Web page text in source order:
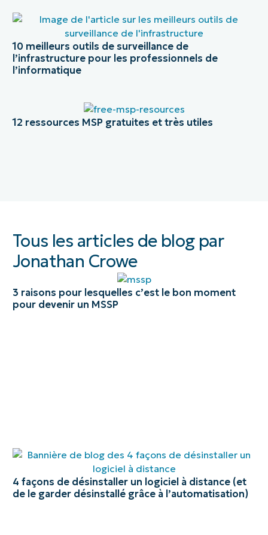
10 meilleurs outils de surveillance de
l’infrastructure pour les professionnels de
l’informatique
12 ressources MSP gratuites et très utiles
Tous les articles de blog par
Jonathan Crowe
3 raisons pour lesquelles c’est le bon moment
pour devenir un MSSP
4 façons de désinstaller un logiciel à distance (et
de le garder désinstallé grâce à l’automatisation)